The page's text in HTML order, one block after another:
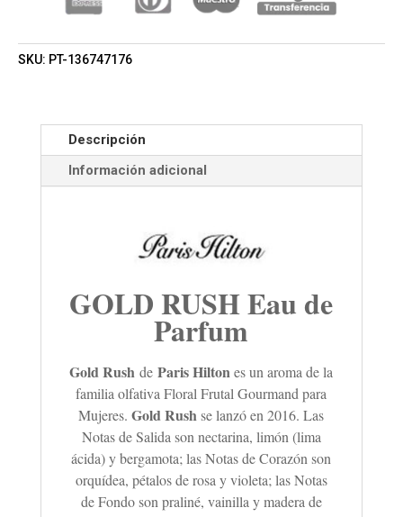
SKU: PT-136747176
Descripción
Información adicional
GOLD RUSH Eau de
Parfum
Gold Rush deParis Hiltones un aroma de la
familia olfativa Floral Frutal Gourmand para
Mujeres.Gold Rushse lanzó en 2016. Las
Notas de Salida son nectarina, limón (lima
ácida) y bergamota; las Notas de Corazón son
orquídea, pétalos de rosa y violeta; las Notas
de Fondo son praliné, vainilla y madera de